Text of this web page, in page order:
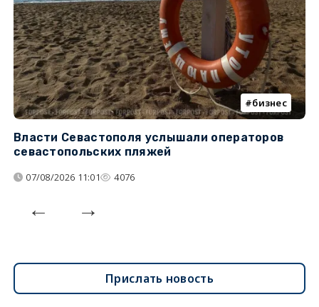
бизнес
Власти Севастополя услышали операторов
севастопольских пляжей
07/08/2026 11:01 4076
Прислать новость